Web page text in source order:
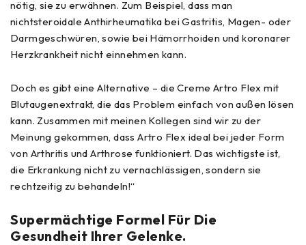
nötig, sie zu erwähnen. Zum Beispiel, dass man
nichtsteroidale Anthirheumatika bei Gastritis, Magen- oder
Darmgeschwüren, sowie bei Hämorrhoiden und koronarer
Herzkrankheit nicht einnehmen kann.
Doch es gibt eine Alternative – die Creme Artro Flex mit
Blutaugenextrakt, die das Problem einfach von außen lösen
kann. Zusammen mit meinen Kollegen sind wir zu der
Meinung gekommen, dass Artro Flex ideal bei jeder Form
von Arthritis und Arthrose funktioniert. Das wichtigste ist,
die Erkrankung nicht zu vernachlässigen, sondern sie
rechtzeitig zu behandeln!“
Supermächtige Formel Für Die
Gesundheit Ihrer Gelenke.